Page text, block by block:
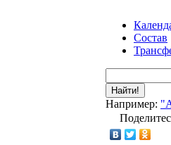
Состав
Найти!
Например: